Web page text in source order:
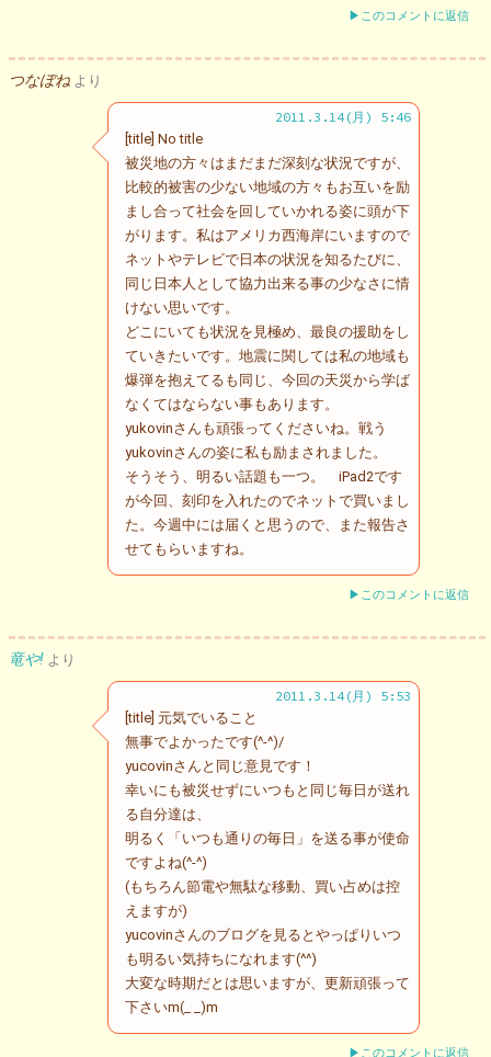
▶このコメントに返信
つなぼね より
2011.3.14(月) 5:46
[title] No title
被災地の方々はまだまだ深刻な状況ですが、
比較的被害の少ない地域の方々もお互いを励
まし合って社会を回していかれる姿に頭が下
がります。私はアメリカ西海岸にいますので
ネットやテレビで日本の状況を知るたびに、
同じ日本人として協力出来る事の少なさに情
けない思いです。
どこにいても状況を見極め、最良の援助をし
ていきたいです。地震に関しては私の地域も
爆弾を抱えてるも同じ、今回の天災から学ば
なくてはならない事もあります。
yukovinさんも頑張ってくださいね。戦う
yukovinさんの姿に私も励まされました。
そうそう、明るい話題も一つ。 iPad2です
が今回、刻印を入れたのでネットで買いまし
た。今週中には届くと思うので、また報告さ
せてもらいますね。
▶このコメントに返信
竜や! より
2011.3.14(月) 5:53
[title] 元気でいること
無事でよかったです(^-^)/
yucovinさんと同じ意見です！
幸いにも被災せずにいつもと同じ毎日が送れ
る自分達は、
明るく「いつも通りの毎日」を送る事が使命
ですよね(^-^)
(もちろん節電や無駄な移動、買い占めは控
えますが)
yucovinさんのブログを見るとやっぱりいつ
も明るい気持ちになれます(^^)
大変な時期だとは思いますが、更新頑張って
下さいm(_ _)m
▶このコメントに返信